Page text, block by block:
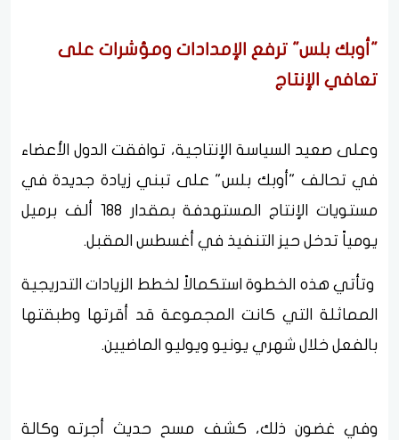
"أوبك بلس" ترفع الإمدادات ومؤشرات على
تعافي الإنتاج
وعلى صعيد السياسة الإنتاجية، توافقت الدول الأعضاء
في تحالف "أوبك بلس" على تبني زيادة جديدة في
مستويات الإنتاج المستهدفة بمقدار 188 ألف برميل
يومياً تدخل حيز التنفيذ في أغسطس المقبل.
وتأتي هذه الخطوة استكمالاً لخطط الزيادات التدريجية
المماثلة التي كانت المجموعة قد أقرتها وطبقتها
بالفعل خلال شهري يونيو ويوليو الماضيين.
وفي غضون ذلك، كشف مسح حديث أجرته وكالة